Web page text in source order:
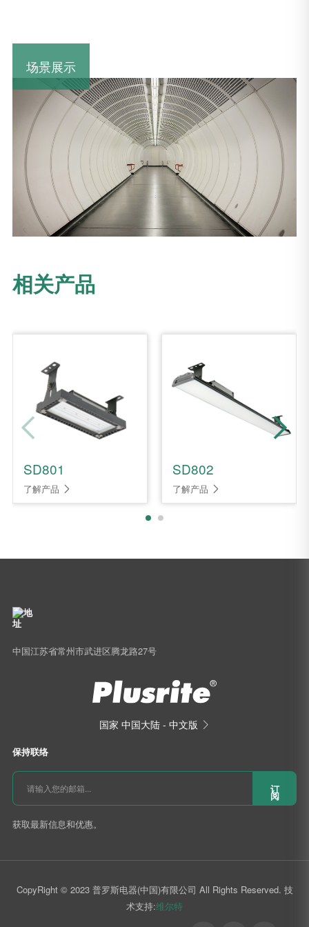
场景展示
相关产品
SD801
了解产品 
SD802
了解产品 
中国江苏省常州市武进区腾龙路27号
国家 中国大陆 - 中文版 
保持联络
订
阅
获取最新信息和优惠。
CopyRight © 2023 普罗斯电器(中国)有限公司 All Rights Reserved. 技
术支持:维尔特